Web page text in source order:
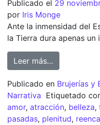
Publicado el 29
por Iris Monge
Ante la inmensidad del
la Tierra dura apenas
Leer más…
Publicado en Brujerías y
Narrativa Etiquetado
amor, atracción, belleza,
pasadas, plenitud,